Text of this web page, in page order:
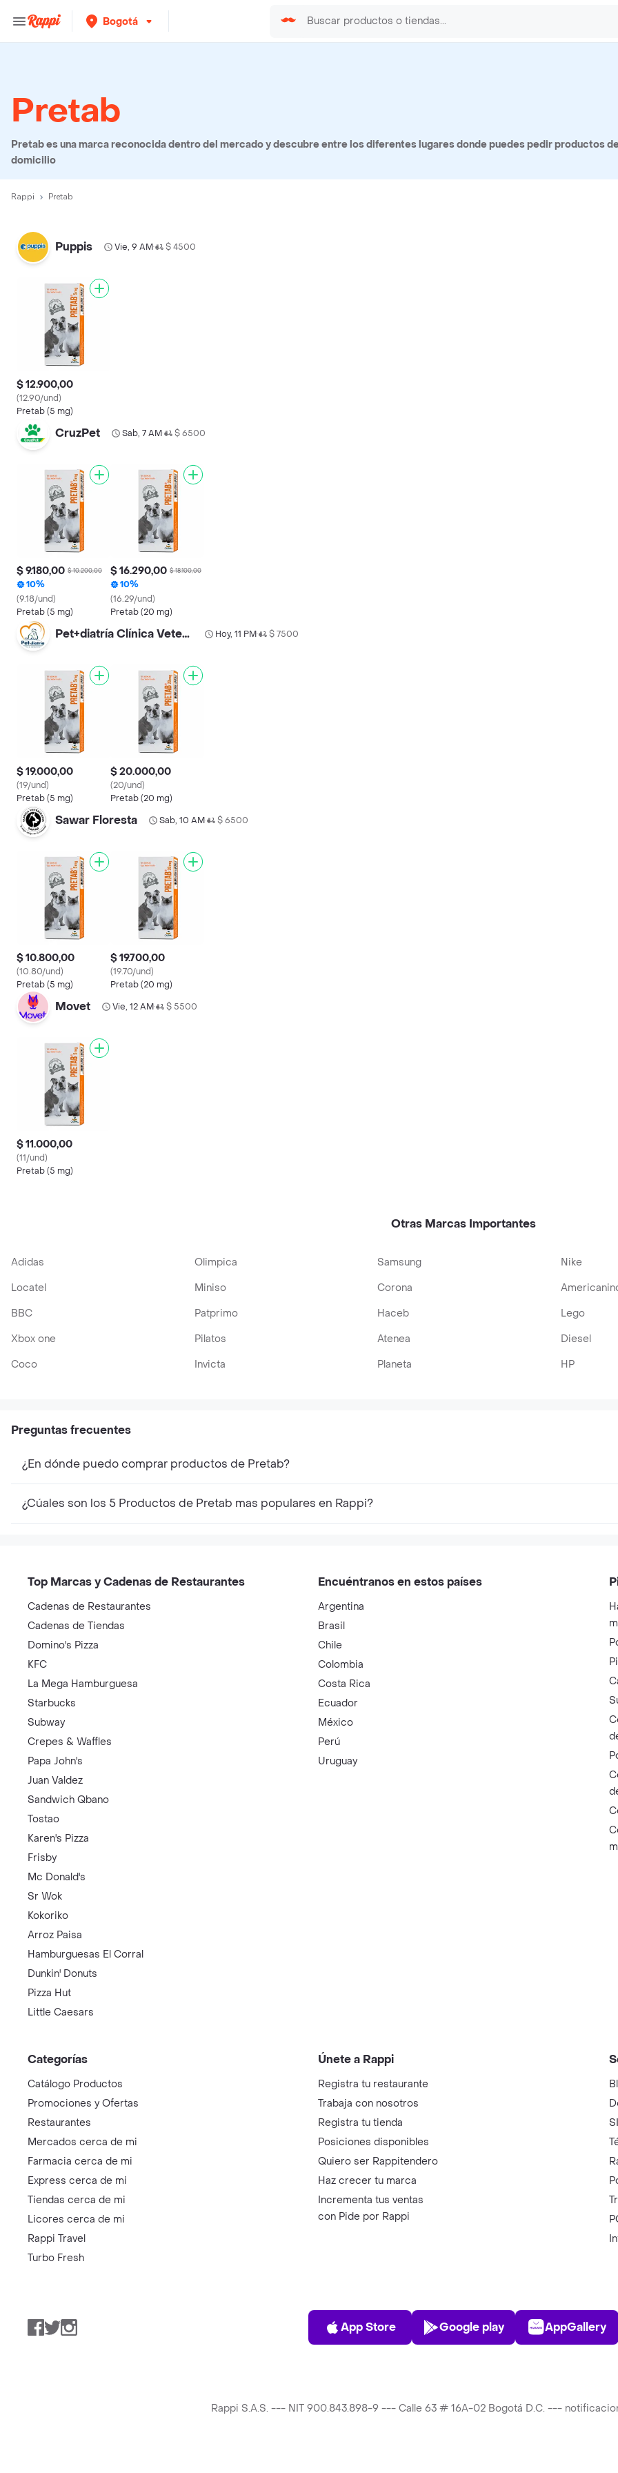
Bogotá
Pretab
Pretab es una marca reconocida dentro del mercado y descubre entre los diferentes lugares donde puedes pedir productos
domicilio
Rappi Pretab
Puppis Vie, 9 AM• $ 4500
$ 12.900,00
(12.90/und)
Pretab (5 mg)
CruzPet Sab, 7 AM• $ 6500
$ 9.180,00 $ 10.200,00
10%
(9.18/und)
Pretab (5 mg)
$ 16.290,00 $ 18.100,00
10%
(16.29/und)
Pretab (20 mg)
Pet+diatría Clínica Veterinaria Barrios Unidos Hoy, 11 PM• $ 7500
$ 19.000,00
(19/und)
Pretab (5 mg)
$ 20.000,00
(20/und)
Pretab (20 mg)
Sawar Floresta Sab, 10 AM• $ 6500
$ 10.800,00
(10.80/und)
Pretab (5 mg)
$ 19.700,00
(19.70/und)
Pretab (20 mg)
Movet Vie, 12 AM• $ 5500
$ 11.000,00
(11/und)
Pretab (5 mg)
Otras Marcas Importantes
Adidas Olimpica Samsung Nike
Locatel
Miniso Corona
BBC
Patprimo Haceb Lego
Xbox one
Pilatos Atenea Diesel
Coco
Invicta Planeta HP
Preguntas frecuentes
¿En dónde puedo comprar productos de Pretab?
¿Cúales son los 5 Productos de Pretab mas populares en Rappi?
Top Marcas y Cadenas de Restaurantes
Cadenas de Restaurantes
Cadenas de Tiendas
Domino's Pizza
KFC
La Mega Hamburguesa
Starbucks
Subway
Crepes & Waffles
Papa John's
Juan Valdez
Sandwich Qbano
Tostao
Karen's Pizza
Frisby
Mc Donald's
Sr Wok
Kokoriko
Arroz Paisa
Hamburguesas El Corral
Dunkin' Donuts
Pizza Hut
Little Caesars
Encuéntranos en estos países
Argentina
Brasil
Chile
Colombia
Costa Rica
Ecuador
México
Perú
Uruguay
Categorías
Catálogo Productos
Promociones y Ofertas
Restaurantes
Mercados cerca de mi
Farmacia cerca de mi
Express cerca de mi
Tiendas cerca de mi
Licores cerca de mi
Rappi Travel
Turbo Fresh
Únete a Rappi
Registra tu restaurante
Trabaja con nosotros
Registra tu tienda
Posiciones disponibles
Quiero ser Rappitendero
Haz crecer tu marca
Incrementa tus ventas
con Pide por Rappi
Facebook
TwitterInstagram
App Store
App Store
Play Store
Google play AppGallery
Rappi S.A.S. --- NIT 900.843.898-9 --- Calle 63 # 16A-02 Bogotá D.C. ---